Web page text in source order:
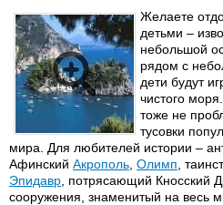
Желаете
детьми –
небольшой
рядом с
дети будут
чистого
тоже не
тусовки
мира. Для любителей истории –
Афинский Акрополь Олимп ,
Эпидавр , потрясающий Кносский
сооружения, знаменитый на весь